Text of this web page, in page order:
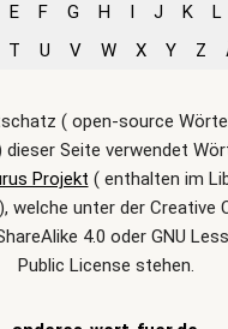
E F G H I J K L
T U V W X Y Z
( open-source
Seite verwendet
Projekt ( enthalten im
welche unter der Creative
4.0 oder GNU
Public License stehen.